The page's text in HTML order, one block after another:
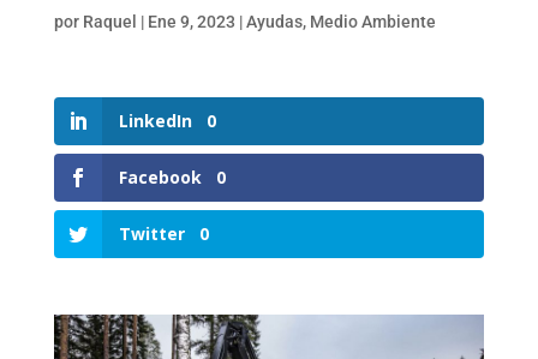
por Raquel | Ene 9, 2023 |Ayudas, Medio Ambiente
LinkedIn 0
Facebook 0
Twitter 0